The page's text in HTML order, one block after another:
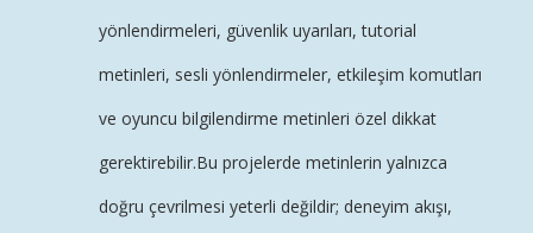
yönlendirmeleri, güvenlik uyarıları, tutorial
metinleri, sesli yönlendirmeler, etkileşim komutları
ve oyuncu bilgilendirme metinleri özel dikkat
gerektirebilir.Bu projelerde metinlerin yalnızca
doğru çevrilmesi yeterli değildir; deneyim akışı,